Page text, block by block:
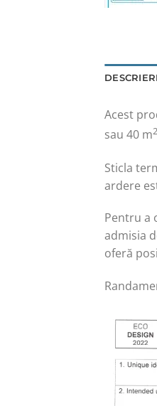
Acest
sau 40 m2
Sticla
ardere
Pentru a
admisia
oferă